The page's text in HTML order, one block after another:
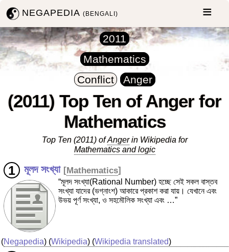
NEGAPEDIA(BENGALI)
2011
Mathematics
Conflict
Anger
(2011) Top Ten of Anger for
Mathematics
Top Ten (2011) ofAngerin Wikipedia for
Mathematics and logic
মূলদ সংখ্যা [Mathematics]
“মূলদ সংখ্যা(Rational Number) হচ্ছে সেই সকল বাস্তব
সংখ্যা যাদের (ভগ্নাংশ) আকারে প্রকাশ করা যায়। যেখানে এবং
উভয় পূর্ণ সংখ্যা, ও সহমৌলিক সংখ্যা এবং …”
(Negapedia) (Wikipedia) (Wikipedia translated)